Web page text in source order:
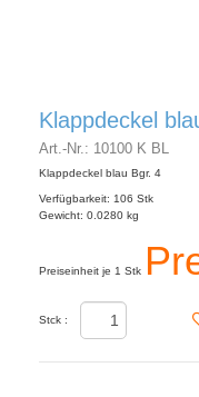
Klappdeckel
Art.-Nr.: 10100 K BL
Klappdeckel blau Bgr. 4
Verfügbarkeit: 106 Stk
Gewicht: 0.0280 kg
Preiseinheit je 1 Stk
Stck :